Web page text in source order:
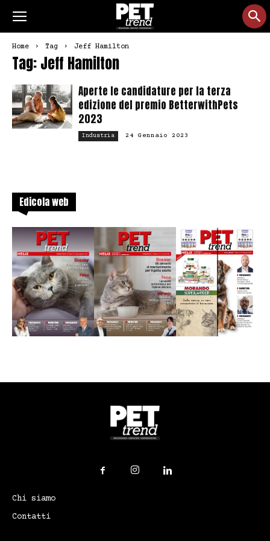
Home Tag Jeff Hamilton
Tag: Jeff Hamilton
Aperte le candidature per la terza
edizione del premio BetterwithPets
2023
Industria 24 Gennaio 2023
Edicola web
Chi siamo
Contatti